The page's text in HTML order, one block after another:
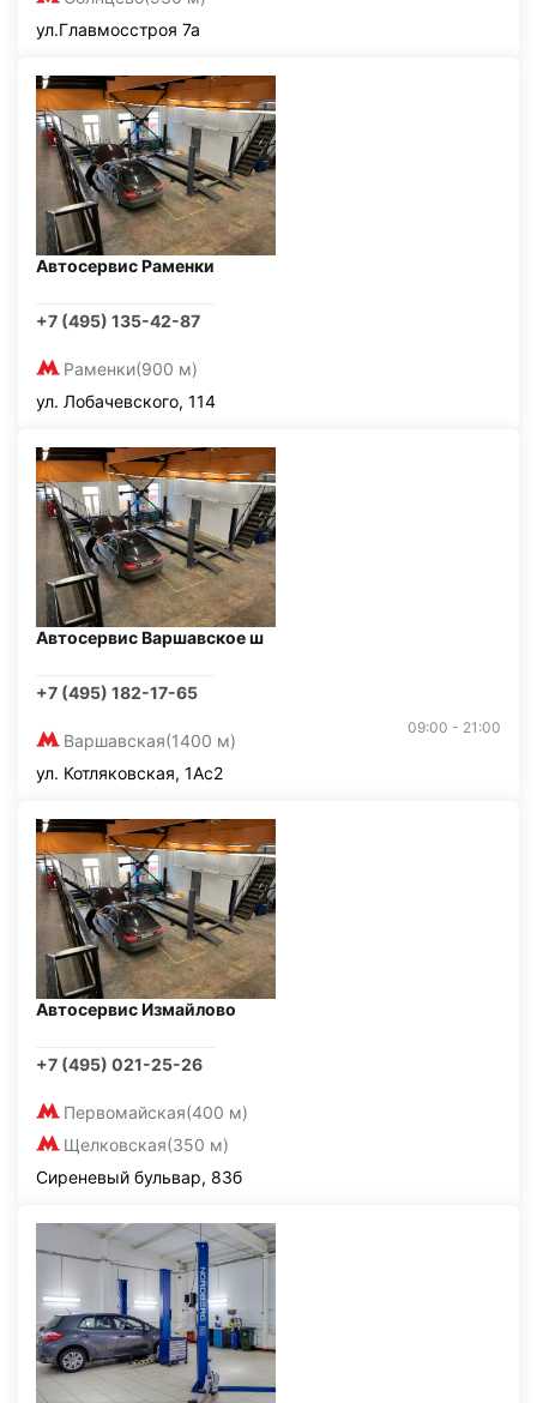
ул.Главмосстроя 7а
Автосервис Раменки
+7 (495) 135-42-87
Раменки(900 м)
ул. Лобачевского, 114
Автосервис Варшавское ш
+7 (495) 182-17-65
Варшавская(1400 м)
09:00 - 21:00
ул. Котляковская, 1Ас2
Автосервис Измайлово
+7 (495) 021-25-26
Первомайская(400 м)
Щелковская(350 м)
Сиреневый бульвар, 83б